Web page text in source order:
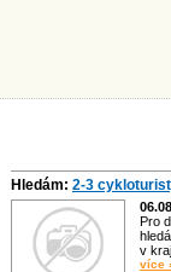
Hledám: 2-3
Pro
v
více